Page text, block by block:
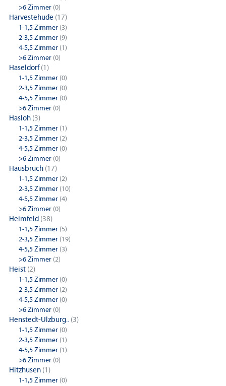
>6 Zimmer (0)
Harvestehude (17)
1-1,5 Zimmer (3)
2-3,5 Zimmer (9)
4-5,5 Zimmer (1)
>6 Zimmer (0)
Haseldorf(1)
1-1,5 Zimmer (0)
2-3,5 Zimmer (0)
4-5,5 Zimmer (0)
>6 Zimmer (0)
Hasloh (3)
1-1,5 Zimmer (1)
2-3,5 Zimmer (2)
4-5,5 Zimmer (0)
>6 Zimmer (0)
Hausbruch (17)
1-1,5 Zimmer (2)
2-3,5 Zimmer (10)
4-5,5 Zimmer (4)
>6 Zimmer (0)
Heimfeld (38)
1-1,5 Zimmer (5)
2-3,5 Zimmer (19)
4-5,5 Zimmer (3)
>6 Zimmer (2)
Heist (2)
1-1,5 Zimmer (0)
2-3,5 Zimmer (2)
4-5,5 Zimmer (0)
>6 Zimmer (0)
Henstedt-Ulzburg.. (3)
1-1,5 Zimmer (0)
2-3,5 Zimmer (1)
4-5,5 Zimmer (1)
>6 Zimmer (0)
Hitzhusen (1)
1-1,5 Zimmer (0)